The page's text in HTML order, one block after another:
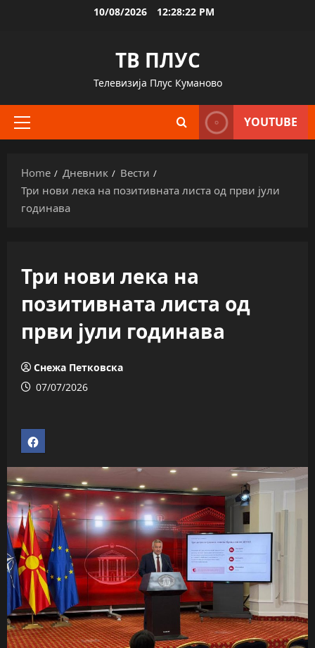
10/08/2026 12:28:23 PM
ТВ ПЛУС
Телевизија Плус Куманово
Primary
YOUTUBE
Home Дневник
Вести
Три нови лека на позитивната листа од први јули
годинава
Три нови лека на
позитивната листа од
први јули годинава
Снежа Петковска
07/07/2026